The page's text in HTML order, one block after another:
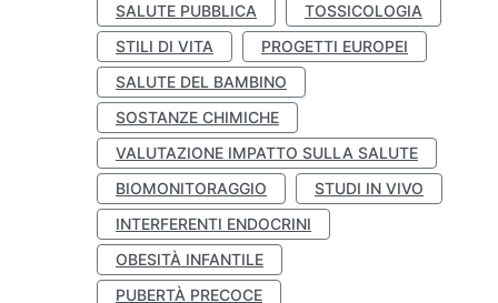
SALUTE PUBBLICA
TOSSICOLOGIA
STILI DI VITA
PROGETTI EUROPEI
SALUTE DEL BAMBINO
SOSTANZE CHIMICHE
VALUTAZIONE IMPATTO SULLA SALUTE
BIOMONITORAGGIO
STUDI IN VIVO
INTERFERENTI ENDOCRINI
OBESITÀ INFANTILE
PUBERTÀ PRECOCE